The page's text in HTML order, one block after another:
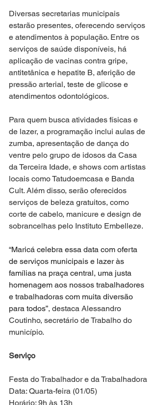
Diversas secretarias municipais
estarão presentes, oferecendo serviços
e atendimentos à população. Entre os
serviços de saúde disponíveis, há
aplicação de vacinas contra gripe,
antitetânica e hepatite B, aferição de
pressão arterial, teste de glicose e
atendimentos odontológicos.
Para quem busca atividades físicas e
de lazer, a programação inclui aulas de
zumba, apresentação de dança do
ventre pelo grupo de idosos da Casa
da Terceira Idade, e shows com artistas
locais como Tatudoemcasa e Banda
Cult. Além disso, serão oferecidos
serviços de beleza gratuitos, como
corte de cabelo, manicure e design de
sobrancelhas pelo Instituto Embelleze.
“Maricá celebra essa data com oferta
de serviços municipais e lazer às
famílias na praça central, uma justa
homenagem aos nossos trabalhadores
e trabalhadoras com muita diversão
para todos”, destaca Alessandro
Coutinho, secretário de Trabalho do
município.
Serviço
Festa do Trabalhador e da Trabalhadora
Data: Quarta-feira (01/05)
Horário: 9h às 13h